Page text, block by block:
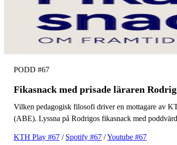
PODD #67
Fikasnack med prisade läraren
Vilken pedagogisk filosofi driver en mottagare av
(ABE). Lyssna på Rodrigos fikasnack med
KTH Play #67 / Spotify #67 /Youtube #67